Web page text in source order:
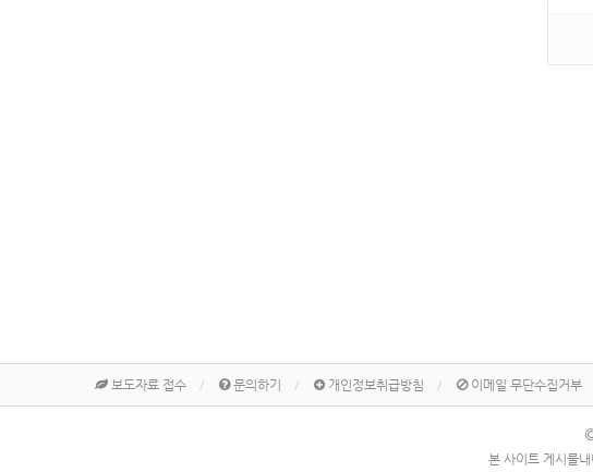
보도자료 접수 문의하기 개인정보취급방침 이메일 무단수집거부
본 사이트 게시물